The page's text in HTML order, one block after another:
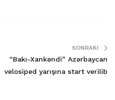
SONRAKI
“Bakı-Xankəndi” Azərbaycan
velosiped yarışına start verilib